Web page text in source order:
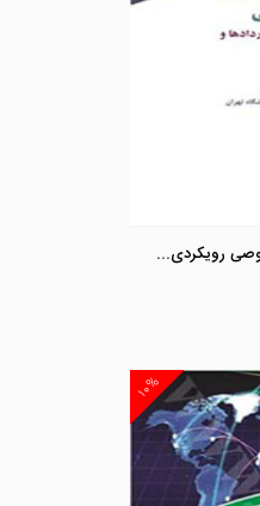
تحلیل اقتصاد رفتاری در حقوق خصوصی رویکردی نوین به حقوق اموال ، قراردادها و مسئولیت مدنی از دیدگاه علم روانشناسی
۱۰%